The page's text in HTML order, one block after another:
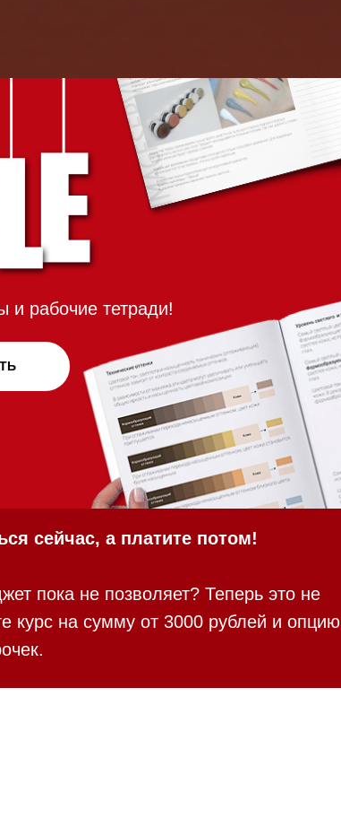
и рабочие тетради!
сейчас, а платите потом!
пока не позволяет? Теперь это не
курс на сумму от 3000 рублей и опцию